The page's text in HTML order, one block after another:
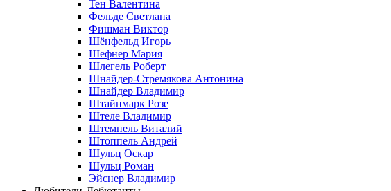
Тен Валентина
Фельде Светлана
Фишман Виктор
Шёнфельд Игорь
Шефнер Мария
Шлегель Роберт
Шнайдер-Стремякова Антонина
Шнайдер Владимир
Штайнмарк Розe
Штеле Владимир
Штемпель Виталий
Штоппель Андрей
Шульц Оскар
Шульц Роман
Эйснер Владимир